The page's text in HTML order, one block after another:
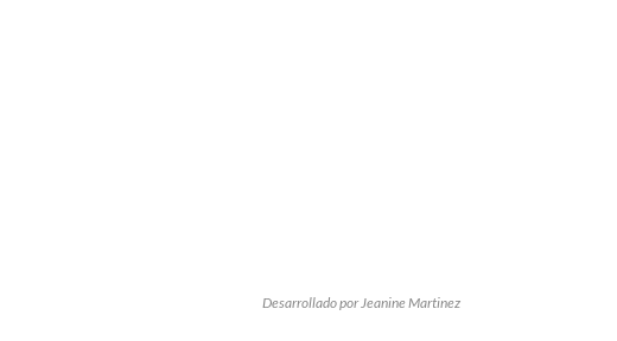
Desarrollado por Jeanine Martinez